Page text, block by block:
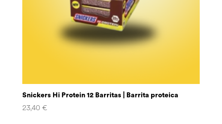
Snickers Hi Protein 12 Barritas | Barrita proteica
23,40 €